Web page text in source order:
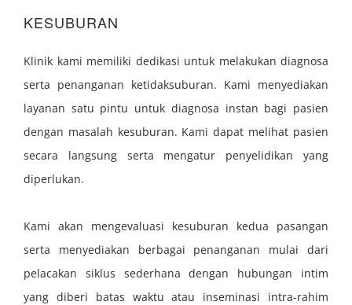
KESUBURAN
Klinik kami memiliki dedikasi untuk melakukan diagnosa
serta penanganan ketidaksuburan. Kami menyediakan
layanan satu pintu untuk diagnosa instan bagi pasien
dengan masalah kesuburan. Kami dapat melihat pasien
secara langsung serta mengatur penyelidikan yang
diperlukan.
Kami akan mengevaluasi kesuburan kedua pasangan
serta menyediakan berbagai penanganan mulai dari
pelacakan siklus sederhana dengan hubungan intim
yang diberi batas waktu atau inseminasi intra-rahim